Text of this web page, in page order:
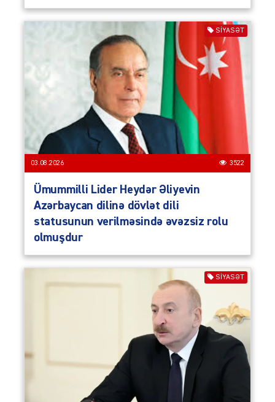
SIYASƏT
03.08.2026 3522
Ümummilli Lider Heydər Əliyevin
Azərbaycan dilinə dövlət dili
statusunun verilməsində əvəzsiz rolu
olmuşdur
SIYASƏT